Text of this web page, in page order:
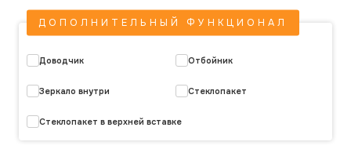
ДОПОЛНИТЕЛЬНЫЙ ФУНКЦИОНАЛ
Доводчик Отбойник
Зеркало внутри Стеклопакет
Стеклопакет в верхней вставке